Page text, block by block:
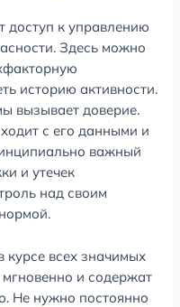
доступ к управлению
Здесь можно
историю активности.
вызывает доверие.
с его данными и
важный
и утечек
над своим
курсе всех значимых
и содержат
Не нужно постоянно